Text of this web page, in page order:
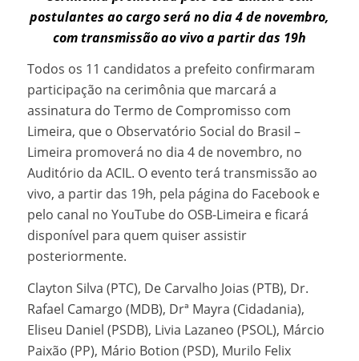
postulantes ao cargo será no dia 4 de novembro,
com transmissão ao vivo a partir das 19h
Todos os 11 candidatos a prefeito confirmaram
participação na cerimônia que marcará a
assinatura do Termo de Compromisso com
Limeira, que o Observatório Social do Brasil –
Limeira promoverá no dia 4 de novembro, no
Auditório da ACIL. O evento terá transmissão ao
vivo, a partir das 19h, pela página do Facebook e
pelo canal no YouTube do OSB-Limeira e ficará
disponível para quem quiser assistir
posteriormente.
Clayton Silva (PTC), De Carvalho Joias (PTB), Dr.
Rafael Camargo (MDB), Drª Mayra (Cidadania),
Eliseu Daniel (PSDB), Livia Lazaneo (PSOL), Márcio
Paixão (PP), Mário Botion (PSD), Murilo Felix